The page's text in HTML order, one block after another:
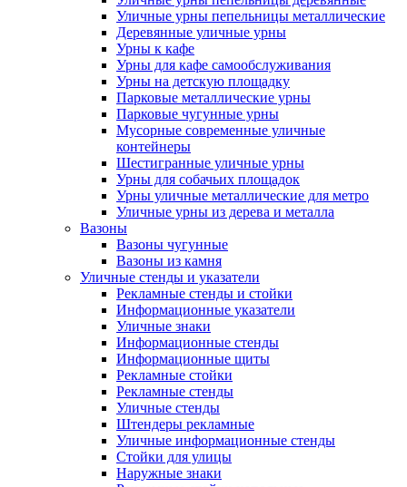
Уличные урны пепельницы металлические
Деревянные уличные урны
Урны к кафе
Урны для кафе самообслуживания
Урны на детскую площадку
Парковые металлические урны
Парковые чугунные урны
Мусорные современные уличные
контейнеры
Шестигранные уличные урны
Урны для собачьих площадок
Урны уличные металлические для метро
Уличные урны из дерева и металла
Вазоны
Вазоны чугунные
Вазоны из камня
Уличные стенды и указатели
Рекламные стенды и стойки
Информационные указатели
Уличные знаки
Информационные стенды
Информационные щиты
Рекламные стойки
Рекламные стенды
Уличные стенды
Штендеры рекламные
Уличные информационные стенды
Стойки для улицы
Наружные знаки